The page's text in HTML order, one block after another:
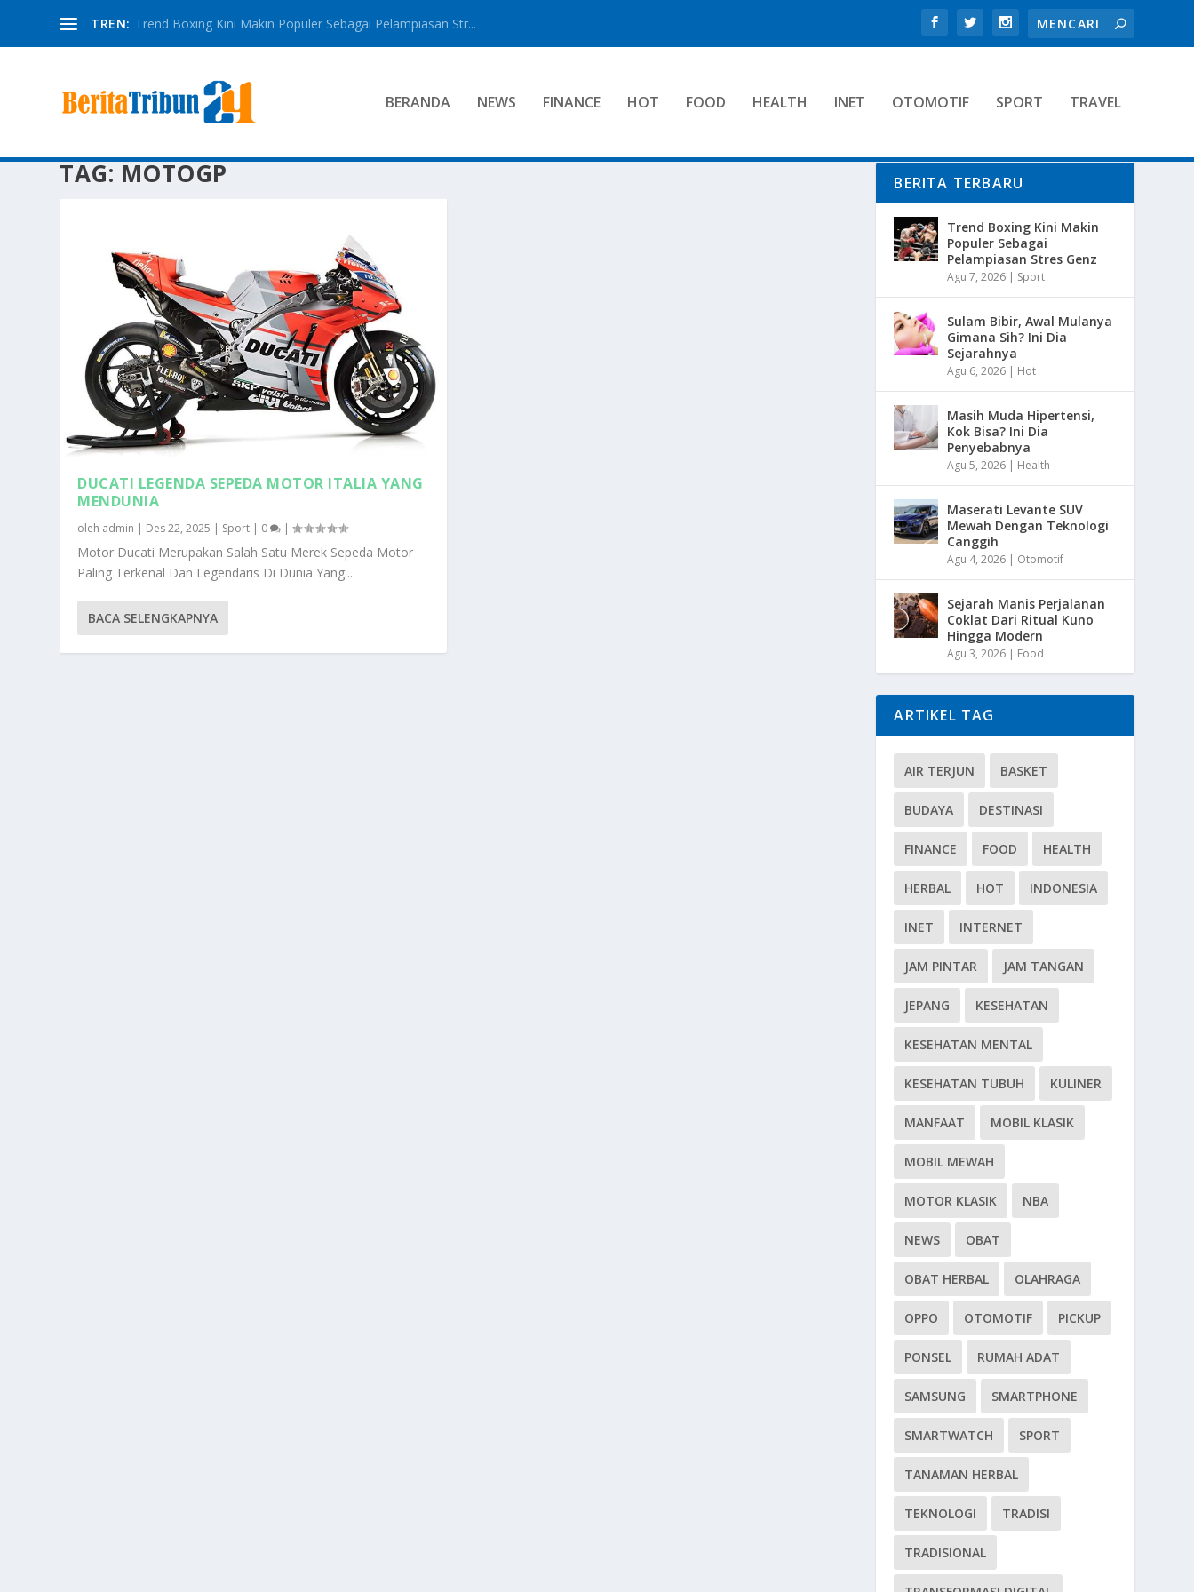
TREN: Trend Boxing Kini Makin Populer Sebagai Pelampiasan Str...
BERANDA NEWS FINANCE HOT FOOD HEALTH INET OTOMOTIF SPORT TRAVEL
TAG: MOTOGP
DUCATI LEGENDA SEPEDA MOTOR ITALIA YANG
MENDUNIA
oleh admin | Des 22, 2025 | Sport | 0 |
Motor Ducati Merupakan Salah Satu Merek Sepeda Motor
Paling Terkenal Dan Legendaris Di Dunia Yang...
BACA SELENGKAPNYA
BERITA TERBARU
Trend Boxing Kini Makin
Populer Sebagai
Pelampiasan Stres Genz
Agu 7, 2026 | Sport
Sulam Bibir, Awal Mulanya
Gimana Sih? Ini Dia
Sejarahnya
Agu 6, 2026 | Hot
Masih Muda Hipertensi,
Kok Bisa? Ini Dia
Penyebabnya
Agu 5, 2026 | Health
Maserati Levante SUV
Mewah Dengan Teknologi
Canggih
Agu 4, 2026 | Otomotif
Sejarah Manis Perjalanan
Coklat Dari Ritual Kuno
Hingga Modern
Agu 3, 2026 | Food
ARTIKEL TAG
AIR TERJUN BASKET
BUDAYA DESTINASI
FINANCE FOOD HEALTH
HERBAL HOT INDONESIA
INET INTERNET
JAM PINTAR JAM TANGAN
JEPANG KESEHATAN
KESEHATAN MENTAL
KESEHATAN TUBUH KULINER
MANFAAT MOBIL KLASIK
MOBIL MEWAH
MOTOR KLASIK NBA
NEWS OBAT
OBAT HERBAL OLAHRAGA
OPPO OTOMOTIF PICKUP
PONSEL RUMAH ADAT
SAMSUNG SMARTPHONE
SMARTWATCH SPORT
TANAMAN HERBAL
TEKNOLOGI TRADISI
TRADISIONAL